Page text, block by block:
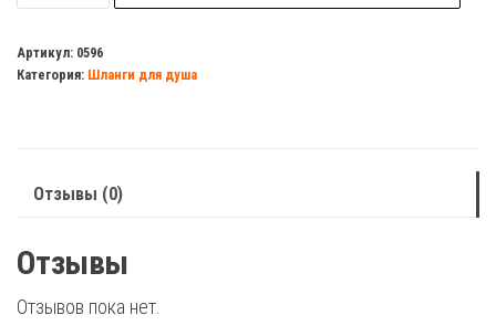
д/
душа
Артикул: 0596
Категория: Шланги для душа
Отзывы (0)
Отзывы
Отзывов пока нет.